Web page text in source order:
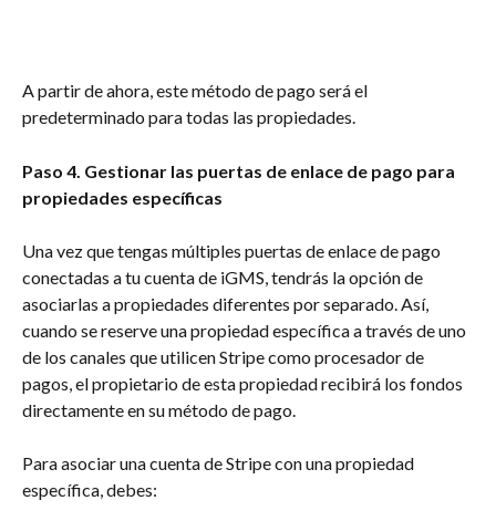
A partir de ahora, este método de pago será el
predeterminado para todas las propiedades.
Paso 4. Gestionar las puertas de enlace de pago para
propiedades específicas
Una vez que tengas múltiples puertas de enlace de pago
conectadas a tu cuenta de iGMS, tendrás la opción de
asociarlas a propiedades diferentes por separado. Así,
cuando se reserve una propiedad específica a través de uno
de los canales que utilicen Stripe como procesador de
pagos, el propietario de esta propiedad recibirá los fondos
directamente en su método de pago.
Para asociar una cuenta de Stripe con una propiedad
específica, debes: